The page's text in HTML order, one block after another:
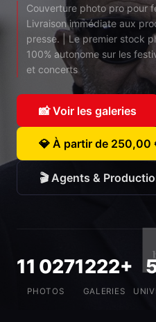
Couverture photo pro pour
Livraison immédiate aux
presse. | Le premier stock
100% autonome sur les
et concerts
📸 Voir les galeries
💎 À partir de 250,00
🎬 Agents &
11 027
PHOTOS
1222+
GALERIES